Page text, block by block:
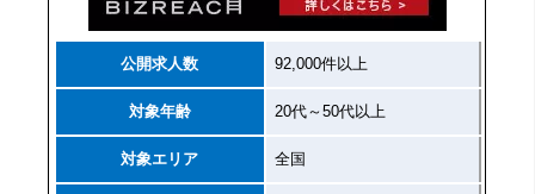
公開求人数 92,000件以上
対象年齢 20代～50代以上
対象エリア 全国